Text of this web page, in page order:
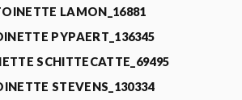
LAMON_16881
PYPAERT_136345
SCHITTECATTE_69495
STEVENS_130334